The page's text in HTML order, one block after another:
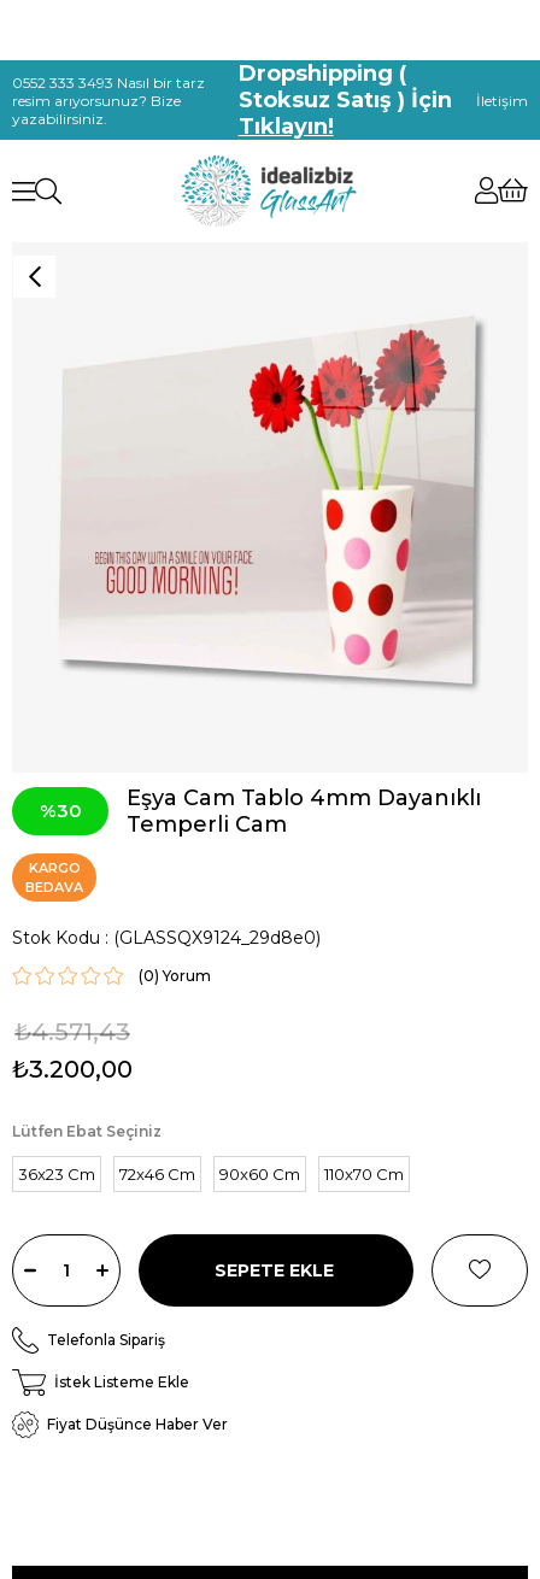
0552 333 3493 Nasıl bir tarz
resim arıyorsunuz? Bize
yazabilirsiniz.
Dropshipping (
Stoksuz Satış ) İçin
Tıklayın!
İletişim
30
Eşya Cam Tablo 4mm Dayanıklı
Temperli Cam
KARGO
BEDAVA
Stok Kodu (GLASSQX9124_29d8e0)
(0)
₺4.571,43
₺3.200,00
Lütfen Ebat Seçiniz
36x23 Cm 72x46 Cm 90x60 Cm 110x70 Cm
Telefonla Sipariş
İstek Listeme Ekle
Fiyat Düşünce Haber Ver